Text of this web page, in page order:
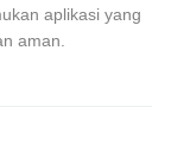
aplikasi yang
aman.